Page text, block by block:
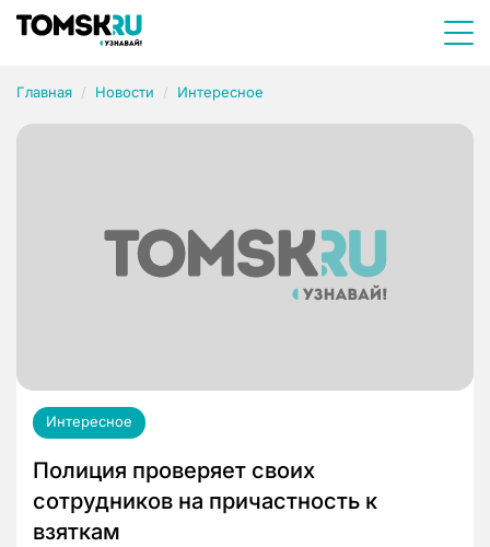
Главная Новости Интересное
Интересное
Полиция проверяет своих
сотрудников на причастность к
взяткам